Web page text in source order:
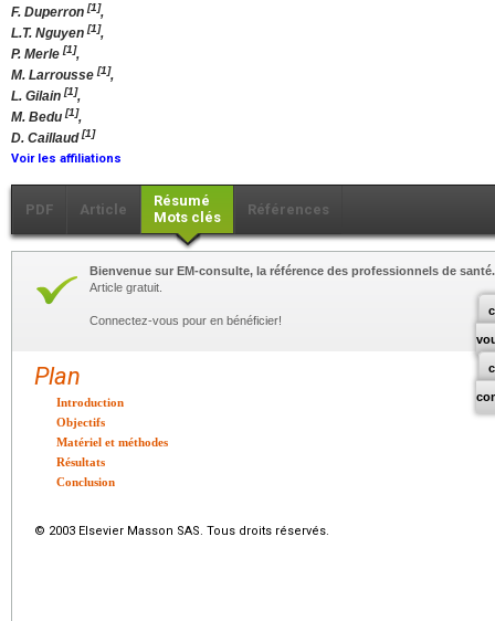
F. Duperron [1],
L.T. Nguyen [1],
P. Merle [1],
M. Larrousse [1],
L. Gilain [1],
M. Bedu [1],
D. Caillaud[1]
Voir les affiliations
PDF Article
Résumé
Mots clés
Références
Bienvenue sur EM-consulte, la référence des professionnels de santé.
Article gratuit.
Connectez-vous pour en bénéficier!
Plan
Introduction
Objectifs
Matériel et méthodes
Résultats
Conclusion
© 2003 Elsevier Masson SAS. Tous droits réservés.